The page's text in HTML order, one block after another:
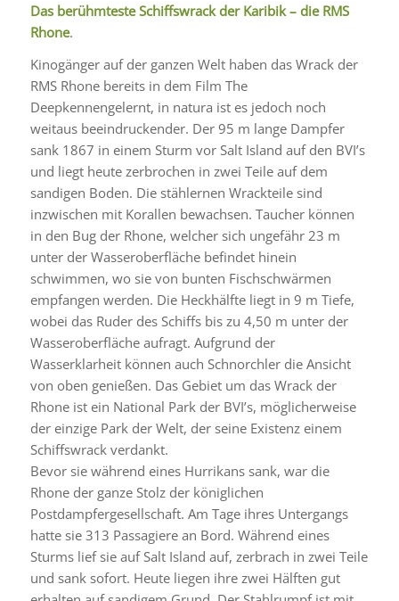
Das berühmteste Schiffswrack der Karibik – die RMS
Rhone.
Kinogänger auf der ganzen Welt haben das Wrack der
RMS Rhonebereits in dem Film The
Deepkennengelernt, in natura ist es jedoch noch
weitaus beeindruckender. Der 95 m lange Dampfer
sank 1867 in einem Sturm vor Salt Island auf den BVI’s
und liegt heute zerbrochen in zwei Teile auf dem
sandigen Boden. Die stählernen Wrackteile sind
inzwischen mit Korallen bewachsen. Taucher können
in den Bug der Rhone, welcher sich ungefähr 23 m
unter der Wasseroberfläche befindet hinein
schwimmen, wo sie von bunten Fischschwärmen
empfangen werden. Die Heckhälfte liegt in 9 m Tiefe,
wobei das Ruder des Schiffs bis zu 4,50 m unter der
Wasseroberfläche aufragt. Aufgrund der
Wasserklarheit können auch Schnorchler die Ansicht
von oben genießen. Das Gebiet um das Wrack der
Rhoneist ein National Park der BVI’s, möglicherweise
der einzige Park der Welt, der seine Existenz einem
Schiffswrack verdankt.
Bevor sie während eines Hurrikans sank, war die
Rhoneder ganze Stolz der königlichen
Postdampfergesellschaft. Am Tage ihres Untergangs
hatte sie 313 Passagiere an Bord. Während eines
Sturms lief sie auf Salt Island auf, zerbrach in zwei Teile
und sank sofort. Heute liegen ihre zwei Hälften gut